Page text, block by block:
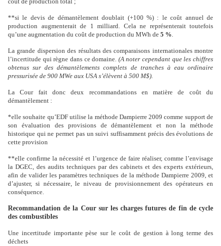
**si le devis de démantèlement doublait (+100 %) : le coût annuel de
production augmenterait de 1 milliard. Cela ne représenterait toutefois
qu’une augmentation du coût de production du MWh de 5 %.
La grande dispersion des résultats des comparaisons internationales montre
l’incertitude qui règne dans ce domaine. (A noter cependant que les chiffres
obtenus sur des démantèlements complets de tranches à eau ordinaire
pressurisée de 900 MWe aux USA s’élèvent à 500 M$).
La Cour fait donc deux recommandations en matière de coût du
démantèlement :
*elle souhaite qu’EDF utilise la méthode Dampierre 2009 comme support de
son évaluation des provisions de démantèlement et non la méthode
historique qui ne permet pas un suivi suffisamment précis des évolutions de
cette provision
**elle confirme la nécessité et l’urgence de faire réaliser, comme l’envisage
la DGEC, des audits techniques par des cabinets et des experts extérieurs,
afin de valider les paramètres techniques de la méthode Dampierre 2009, et
d’ajuster, si nécessaire, le niveau de provisionnement des opérateurs en
conséquence.
Recommandation de la Cour sur les charges futures de fin de cycle
des combustibles
Une incertitude importante pèse sur le coût de gestion à long terme des
déchets